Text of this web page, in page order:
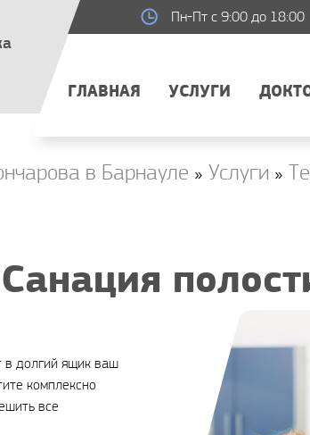
Пн-Пт с 9:00 до 18:00
ГЛАВНАЯ УСЛУГИ
в Барнауле » Услуги »
Санация
в долгий ящик ваш
комплексно
все